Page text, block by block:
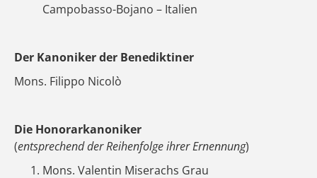
Campobasso-Bojano – Italien
Der Kanoniker der Benediktiner
Mons. Filippo Nicolò
Die Honorarkanoniker
(entsprechend der Reihenfolge ihrer Ernennung)
Mons. Valentin Miserachs Grau